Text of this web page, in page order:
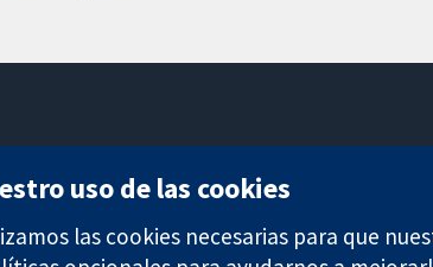
Londres
Reino Unido
uso de las cookies
las cookies necesarias para que